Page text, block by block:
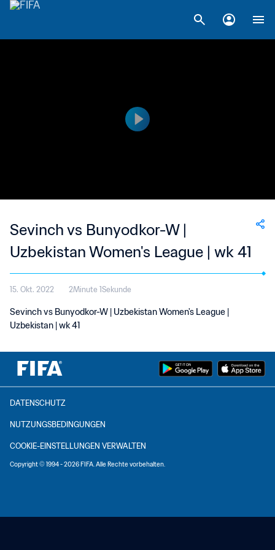
Sevinch vs Bunyodkor-W |
Uzbekistan Women's League | wk 41
15. Okt. 2022 2Minute 1Sekunde
Sevinch vs Bunyodkor-W | Uzbekistan Women's League |
Uzbekistan | wk 41
DATENSCHUTZ
NUTZUNGSBEDINGUNGEN
COOKIE-EINSTELLUNGEN VERWALTEN
Copyright © 1994 - 2026 FIFA. Alle Rechte vorbehalten.